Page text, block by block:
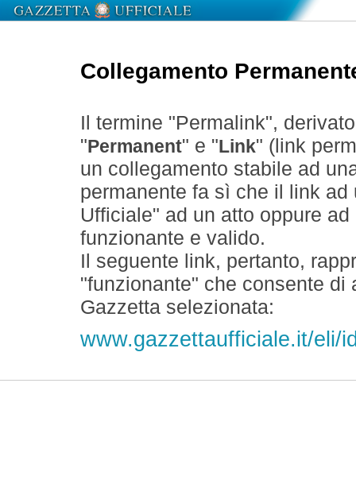
Collegamento
Il termine "Permalink",
" Permanent" e " Link" (link
un collegamento stabile ad
permanente fa sì che il link
Ufficiale" ad un atto oppure
funzionante e valido.
Il seguente link, pertanto,
"funzionante" che consente
Gazzetta selezionata:
www.gazzettaufficiale.it/eli/